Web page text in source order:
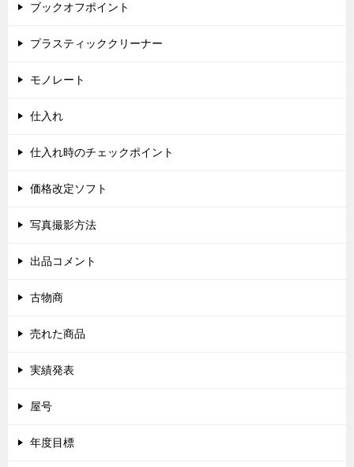
ブックオフポイント
プラスティッククリーナー
モノレート
仕入れ
仕入れ時のチェックポイント
価格改定ソフト
写真撮影方法
出品コメント
古物商
売れた商品
実績発表
屋号
年度目標